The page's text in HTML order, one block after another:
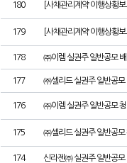
180 [사채관리계약 이행상황
179 [사채관리계약 이행상황
178 ㈜이렘 실권주 일반공모
177 ㈜셀리드 실권주 일반공모
176 ㈜이렘 실권주 일반공모
175 ㈜셀리드 실권주 일반공모
174 신라젠㈜ 실권주 일반공모